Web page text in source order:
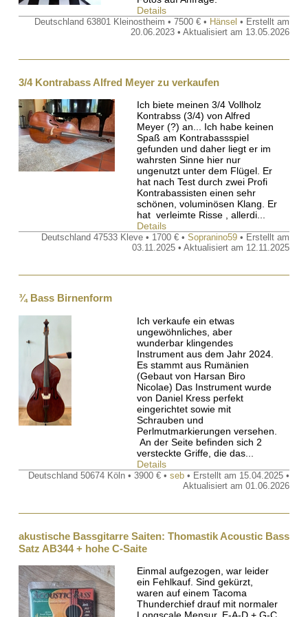
Details
Deutschland 63801 Kleinostheim • 7500 € • Hänsel • Erstellt am
20.06.2023 • Aktualisiert am 13.05.2026
3/4 Kontrabass Alfred Meyer zu verkaufen
Ich biete meinen 3/4 Vollholz
Kontrabss (3/4) von Alfred
Meyer (?) an... Ich habe keinen
Spaß am Kontrabassspiel
gefunden und daher liegt er im
wahrsten Sinne hier nur
ungenutzt unter dem Flügel. Er
hat nach Test durch zwei Profi
Kontrabassisten einen sehr
schönen, voluminösen Klang. Er
hat verleimte Risse , allerdi...
Details
Deutschland 47533 Kleve • 1700 € • Sopranino59 • Erstellt am
03.11.2025 • Aktualisiert am 12.11.2025
¾ Bass Birnenform
Ich verkaufe ein etwas
ungewöhnliches, aber
wunderbar klingendes
Instrument aus dem Jahr 2024.
Es stammt aus Rumänien
(Gebaut von Harsan Biro
Nicolae) Das Instrument wurde
von Daniel Kress perfekt
eingerichtet sowie mit
Schrauben und
Perlmutmarkierungen versehen.
An der Seite befinden sich 2
versteckte Griffe, die das...
Details
Deutschland 50674 Köln • 3900 € • seb • Erstellt am 15.04.2025 •
Aktualisiert am 01.06.2026
akustische Bassgitarre Saiten: Thomastik Acoustic Bass
Satz AB344 + hohe C-Saite
Einmal aufgezogen, war leider
ein Fehlkauf. Sind gekürzt,
waren auf einem Tacoma
Thunderchief drauf mit normaler